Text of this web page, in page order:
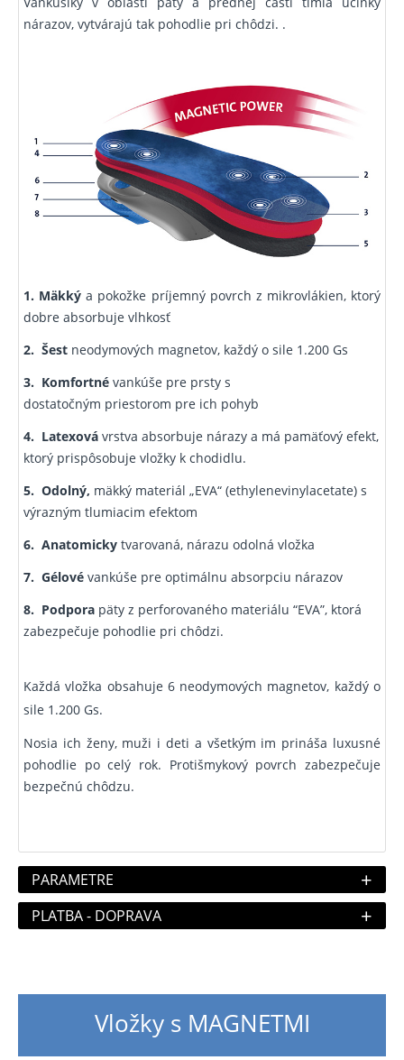
nárazov, vytvárajú tak pohodlie pri chôdzi. .
1. Mäkký a pokožke príjemný povrch z mikrovlákien, ktorý
dobre absorbuje vlhkosť
2. Šest neodymových magnetov, každý o sile 1.200 Gs
3. Komfortné vankúše pre prsty s
dostatočným priestorom pre ich pohyb
4. Latexová vrstva absorbuje nárazy a má pamäťový efekt,
ktorý prispôsobuje vložky k chodidlu.
5. Odolný, mäkký materiál „EVA“ (ethylenevinylacetate) s
výrazným tlumiacim efektom
6. Anatomicky tvarovaná, nárazu odolná vložka
7. Gélové vankúše pre optimálnu absorpciu nárazov
8. Podpora päty z perforovaného materiálu “EVA”, ktorá
zabezpečuje pohodlie pri chôdzi.
Každá vložka obsahuje 6 neodymových magnetov, každý o
sile 1.200 Gs.
Nosia ich ženy, muži i deti a všetkým im prináša luxusné
pohodlie po celý rok. Protišmykový povrch zabezpečuje
bezpečnú chôdzu.
PARAMETRE +
PLATBA - DOPRAVA +
Vložky s MAGNETMI